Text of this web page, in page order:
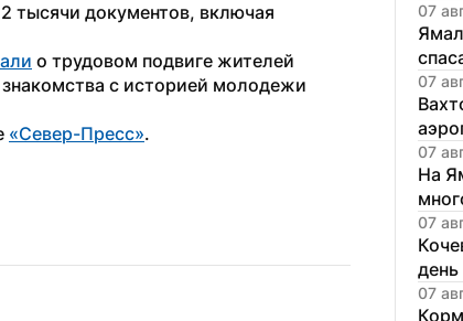
тысячи документов, включая
о трудовом подвиге жителей
с историей молодежи
«Север-Пресс».
07
07
07
На
07
07